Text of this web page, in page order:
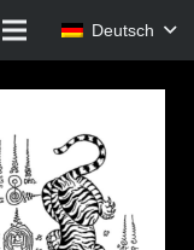
Deutsch